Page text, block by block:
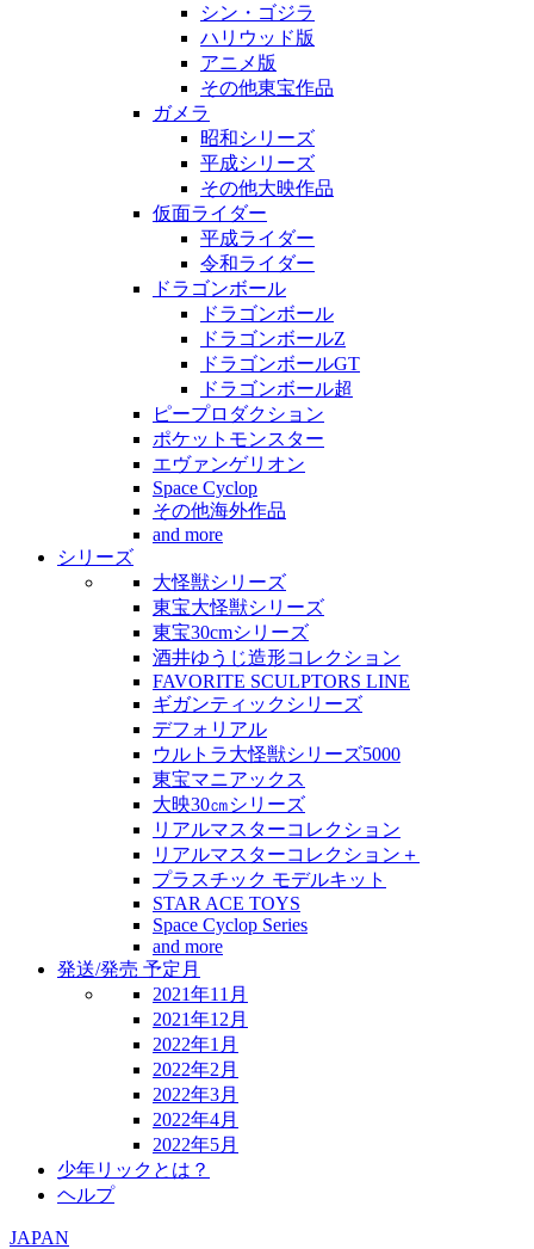
シン・ゴジラ
ハリウッド版
アニメ版
その他東宝作品
ガメラ
昭和シリーズ
平成シリーズ
その他大映作品
仮面ライダー
平成ライダー
令和ライダー
ドラゴンボール
ドラゴンボール
ドラゴンボールZ
ドラゴンボールGT
ドラゴンボール超
ピープロダクション
ポケットモンスター
エヴァンゲリオン
Space Cyclop
その他海外作品
and more
シリーズ
大怪獣シリーズ
東宝大怪獣シリーズ
東宝30cmシリーズ
酒井ゆうじ造形コレクション
FAVORITE SCULPTORS LINE
ギガンティックシリーズ
デフォリアル
ウルトラ大怪獣シリーズ5000
東宝マニアックス
大映30㎝シリーズ
リアルマスターコレクション
リアルマスターコレクション＋
プラスチック モデルキット
STAR ACE TOYS
Space Cyclop Series
and more
発送/発売 予定月
2021年11月
2021年12月
2022年1月
2022年2月
2022年3月
2022年4月
2022年5月
少年リックとは？
ヘルプ
JAPAN